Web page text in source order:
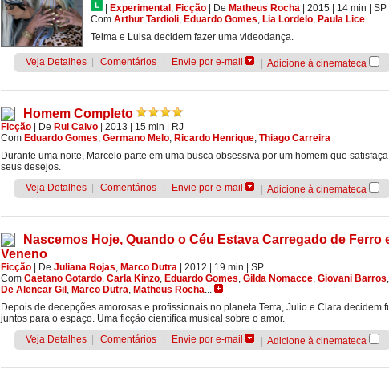
Experimental , Ficção De Matheus Rocha | 2015 | 14 min
SP
Com Arthur Tardioli, Eduardo Gomes, Lia Lordelo, Paula Lice
Telma e Luisa decidem fazer uma videodança.
Veja Detalhes Comentários Envie por e-mail Adicione à cinemateca
Homem Completo
Ficção De Rui Calvo | 2013 | 15 min
RJ
Com Eduardo Gomes, Germano Melo, Ricardo Henrique, Thiago Carreira
Durante uma noite, Marcelo parte em uma busca obsessiva por um homem que
seus desejos.
Veja Detalhes
Comentários Envie por e-mail Adicione à cinemateca
Nascemos Hoje, Quando o Céu Estava Carregado de Ferro
Veneno
Ficção De Juliana Rojas, Marco Dutra | 2012 | 19 min
SP
Com Caetano Gotardo, Carla Kinzo, Eduardo Gomes, Gilda Nomacce, Giovani Barros,
De Alencar Gil , Marco Dutra, Matheus Rocha...
Depois de decepções amorosas e profissionais no planeta Terra, Julio e Clara decidem
juntos para o espaço. Uma ficção científica musical sobre o amor.
Veja Detalhes
Comentários Envie por e-mail Adicione à cinemateca